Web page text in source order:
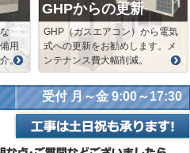
用
。
GHPからの更新
GHP（ガスエアコン）から電気
式への更新をお勧めします。メ
ンテナンス費大幅削減。
受付 月～金 9:00～17:30